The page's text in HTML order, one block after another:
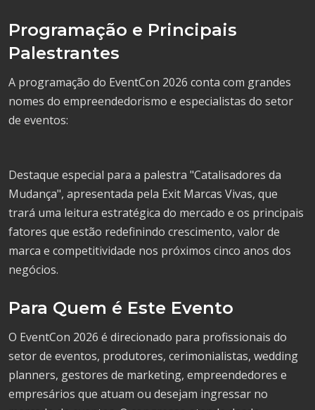
Programação e Principais
Palestrantes
A programação do EventCon 2026 conta com grandes
nomes do empreendedorismo e especialistas do setor
de eventos:
Destaque especial para a palestra "Catalisadores da
Mudança", apresentada pela Exit Marcas Vivas, que
trará uma leitura estratégica do mercado e os principais
fatores que estão redefinindo crescimento, valor de
marca e competitividade nos próximos cinco anos dos
negócios.
Para Quem é Este Evento
O EventCon 2026 é direcionado para profissionais do
setor de eventos, produtores, cerimonialistas, wedding
planners, gestores de marketing, empreendedores e
empresários que atuam ou desejam ingressar no